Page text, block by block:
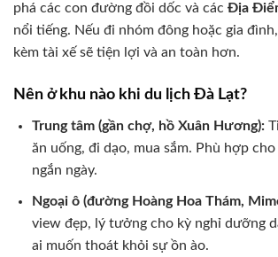
phá các con đường đồi dốc và các Địa
nổi tiếng. Nếu đi nhóm đông hoặc gia
kèm tài xế sẽ tiện lợi và an toàn hơn.
Nên ở khu nào khi du lịch Đà Lạt?
Trung tâm (gần chợ, hồ Xuân Hương):
ăn uống, đi dạo, mua sắm. Phù hợp
ngắn ngày.
Ngoại ô (đường Hoàng Hoa Thám,
view đẹp, lý tưởng cho kỳ nghỉ dưỡng
ai muốn thoát khỏi sự ồn ào.